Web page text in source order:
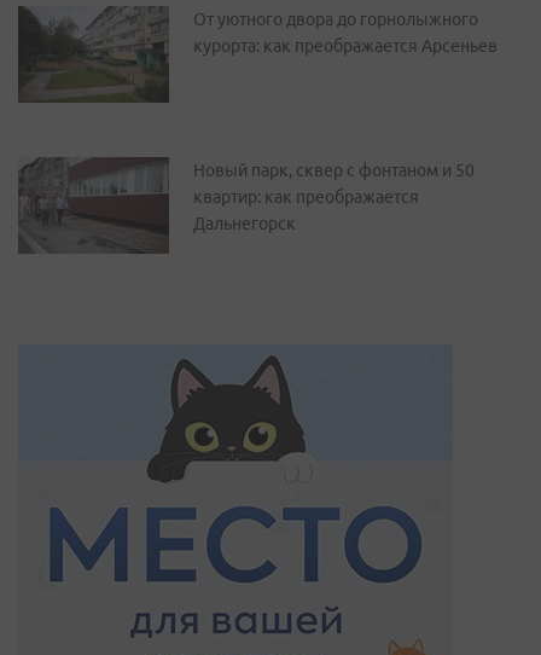
От уютного двора до горнолыжного
курорта: как преображается Арсеньев
Новый парк, сквер с фонтаном и 50
квартир: как преображается
Дальнегорск